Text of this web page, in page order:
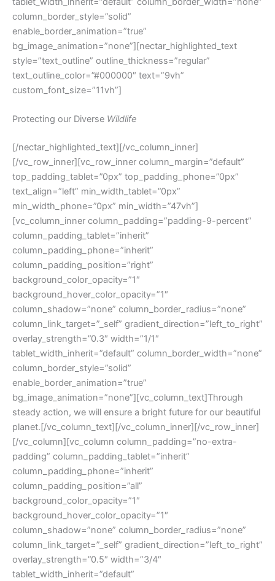
column_border_style=”solid”
enable_border_animation=”true”
bg_image_animation=”none”][nectar_highlighted_text
style=”text_outline” outline_thickness=”regular”
text_outline_color=”#000000″ text=”9vh”
custom_font_size=”11vh”]
Protecting our Diverse Wildlife
[/nectar_highlighted_text][/vc_column_inner]
[/vc_row_inner][vc_row_inner column_margin=”default”
top_padding_tablet=”0px” top_padding_phone=”0px”
text_align=”left” min_width_tablet=”0px”
min_width_phone=”0px” min_width=”47vh”]
[vc_column_inner column_padding=”padding-9-percent”
column_padding_tablet=”inherit”
column_padding_phone=”inherit”
column_padding_position=”right”
background_color_opacity=”1″
background_hover_color_opacity=”1″
column_shadow=”none” column_border_radius=”none”
column_link_target=”_self” gradient_direction=”left_to_right”
overlay_strength=”0.3″ width=”1/1″
tablet_width_inherit=”default” column_border_width=”none”
column_border_style=”solid”
enable_border_animation=”true”
bg_image_animation=”none”][vc_column_text]Through
steady action, we will ensure a bright future for our beautiful
planet.[/vc_column_text][/vc_column_inner][/vc_row_inner]
[/vc_column][vc_column column_padding=”no-extra-
padding” column_padding_tablet=”inherit”
column_padding_phone=”inherit”
column_padding_position=”all”
background_color_opacity=”1″
background_hover_color_opacity=”1″
column_shadow=”none” column_border_radius=”none”
column_link_target=”_self” gradient_direction=”left_to_right”
overlay_strength=”0.5″ width=”3/4″
tablet_width_inherit=”default”